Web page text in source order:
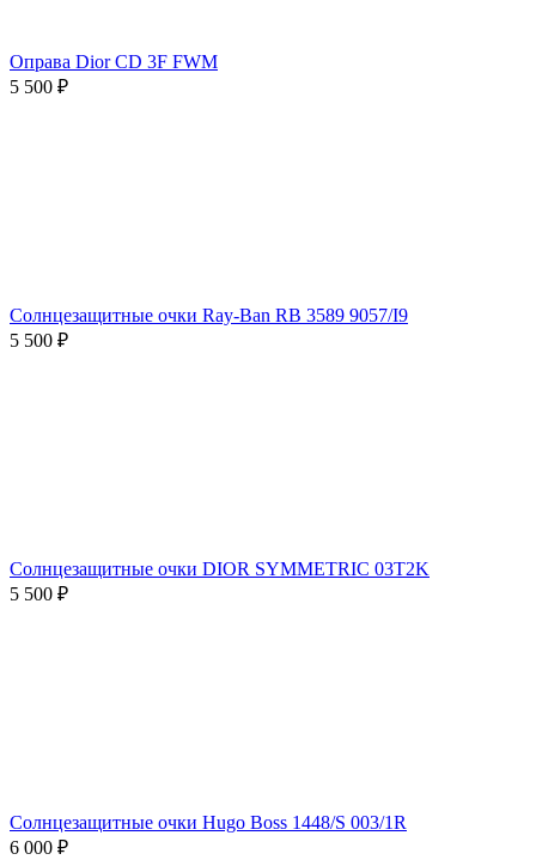
Оправа Dior CD 3F FWM
5 500 ₽
Солнцезащитные очки Ray-Ban RB 3589 9057/I9
5 500 ₽
Солнцезащитные очки DIOR SYMMETRIC 03T2K
5 500 ₽
Солнцезащитные очки Hugo Boss 1448/S 003/1R
6 000 ₽